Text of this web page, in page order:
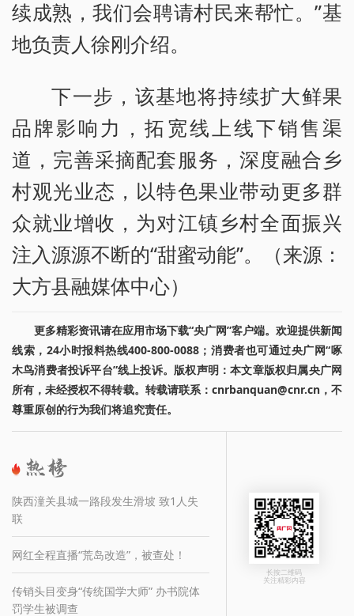
续成熟，我们会聘请村民来帮忙。”基
地负责人徐刚介绍。
下一步，该基地将持续扩大鲜果
品牌影响力，拓宽线上线下销售渠
道，完善采摘配套服务，深度融合乡
村观光业态，以特色果业带动更多群
众就业增收，为对江镇乡村全面振兴
注入源源不断的“甜蜜动能”。（来源：
大方县融媒体中心）
更多精彩资讯请在应用市场下载“央广网”客户端。欢迎提供新闻
线索，24小时报料热线400-800-0088；消费者也可通过央广网“啄
木鸟消费者投诉平台”线上投诉。版权声明：本文章版权归属央广网
所有，未经授权不得转载。转载请联系：cnrbanquan@cnr.cn，不
尊重原创的行为我们将追究责任。
陕西潼关县城一路段发生滑坡 致1人失
联
网红全程直播“荒岛改造”，被查处！
传销头目变身“传统国学大师” 办书院体
罚学生被调查
长按二维码
关注精彩内容